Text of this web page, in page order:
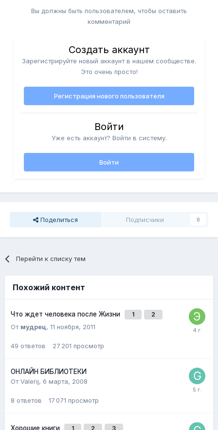
Вы должны быть пользователем, чтобы оставить
комментарий
Создать аккаунт
Зарегистрируйте новый аккаунт в нашем сообществе.
Это очень просто!
Регистрация нового пользователя
Войти
Уже есть аккаунт? Войти в систему.
Войти
Поделиться Подписчики 0
Перейти к списку тем
Похожий контент
Что ждет человека после Жизни 1 2
От мудрец, 11 ноября, 2011
49 ответов 27 201 просмотр
ОНЛАЙН БИБЛИОТЕКИ
От Valerij, 6 марта, 2008
8 ответов 17 071 просмотр
Хорошие книги 1 2 3